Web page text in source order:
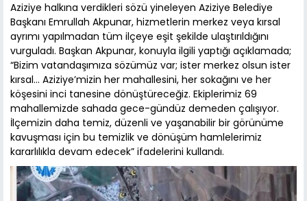
Aziziye halkına verdikleri sözü yineleyen Aziziye Belediye
Başkanı Emrullah Akpunar, hizmetlerin merkez veya kırsal
ayrımı yapılmadan tüm ilçeye eşit şekilde ulaştırıldığını
vurguladı. Başkan Akpunar, konuyla ilgili yaptığı açıklamada;
“Bizim vatandaşımıza sözümüz var; ister merkez olsun ister
kırsal... Aziziye’mizin her mahallesini, her sokağını ve her
köşesini inci tanesine dönüştüreceğiz. Ekiplerimiz 69
mahallemizde sahada gece-gündüz demeden çalışıyor.
İlçemizin daha temiz, düzenli ve yaşanabilir bir görünüme
kavuşması için bu temizlik ve dönüşüm hamlelerimiz
kararlılıkla devam edecek” ifadelerini kullandı.